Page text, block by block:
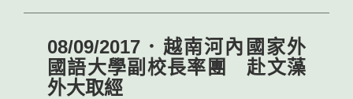
08/09/2017．越南河內國家外
國語大學副校長率團 赴文藻
外大取經